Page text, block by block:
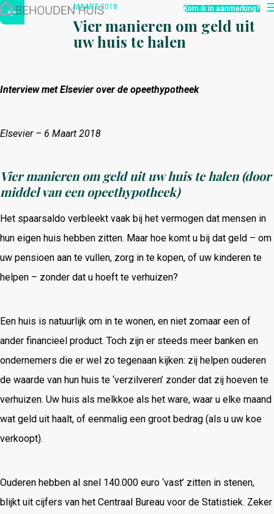
Hoe werkt het?
Over ons
Nieuwsbrief
Kom ik in aanmerking?
MAART 2018
Vier manieren om geld uit
uw huis te halen
Interview met Elsevier over de opeethypotheek
Elsevier – 6 Maart 2018
Vier manieren om geld uit uw huis te halen (door
middel van een opeethypotheek)
Het spaarsaldo verbleekt vaak bij het vermogen dat mensen in
hun eigen huis hebben zitten. Maar hoe komt u bij dat geld – om
uw pensioen aan te vullen, zorg in te kopen, of uw kinderen te
helpen – zonder dat u hoeft te verhuizen?
Een huis is natuurlijk om in te wonen, en niet zomaar een of
ander financieel product. Toch zijn er steeds meer banken en
ondernemers die er wel zo tegenaan kijken: zij helpen ouderen
de waarde van hun huis te ‘verzilveren’ zonder dat zij hoeven te
verhuizen. Uw huis als melkkoe als het ware, waar u elke maand
wat geld uit haalt, of eenmalig een groot bedrag (als u uw koe
verkoopt).
Ouderen hebben al snel 140.000 euro ‘vast’ zitten in stenen,
blijkt uit cijfers van het Centraal Bureau voor de Statistiek. Zeker